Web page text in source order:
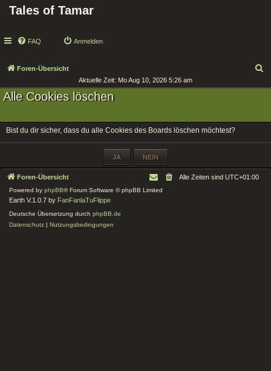
Tales of Tamar
FAQ Anmelden
Foren-Übersicht
Aktuelle Zeit: Mo Aug 10, 2026 5:26 am
Alle Cookies löschen
Bist du dir sicher, dass du alle Cookies des Boards löschen möchtest?
Foren-Übersicht Alle Zeiten sind UTC+01:00
Powered by phpBB® Forum Software © phpBB Limited
Earth V.1.0.7 by FanFanlaTuFlippe
Deutsche Übersetzung durch phpBB.de
Datenschutz | Nutzungsbedingungen